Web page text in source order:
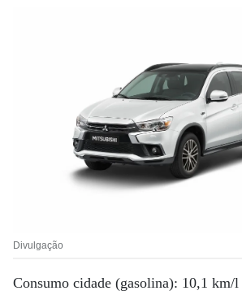
Divulgação
Consumo cidade (gasolina): 10,1 km/l